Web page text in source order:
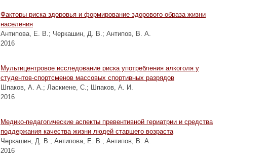
Факторы риска здоровья и формирование здорового образа жизни
населения
Антипова, Е. В.; Черкашин, Д. В.; Антипов, В. А.
2016
Мультицентровое исследование риска употребления алкоголя у
студентов-спортсменов массовых спортивных разрядов
Шпаков, А. А.; Ласкиене, С.; Шпаков, А. И.
2016
Медико-педагогические аспекты превентивной гериатрии и средства
поддержания качества жизни людей старшего возраста
Черкашин, Д. В.; Антипова, Е. В.; Антипов, В. А.
2016